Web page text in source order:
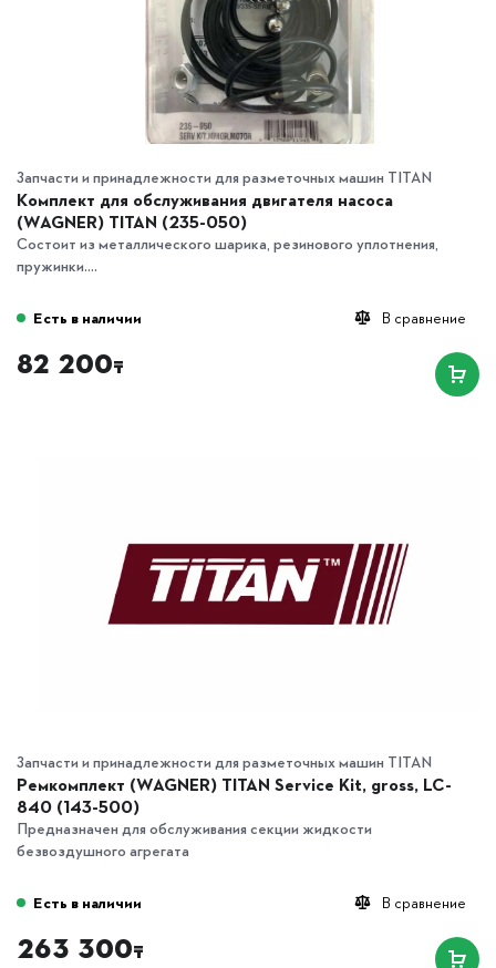
Запчасти и принадлежности для разметочных машин TITAN
Комплект для обслуживания двигателя насоса
(WAGNER) TITAN (235-050)
Состоит из металлического шарика, резинового уплотнения,
пружинки....
В сравнение
Есть в наличии
82 200₸
Запчасти и принадлежности для разметочных машин TITAN
Ремкомплект (WAGNER) TITAN Service Kit, gross, LC-
840 (143-500)
Предназначен для обслуживания секции жидкости
безвоздушного агрегата
В сравнение
Есть в наличии
263 300₸